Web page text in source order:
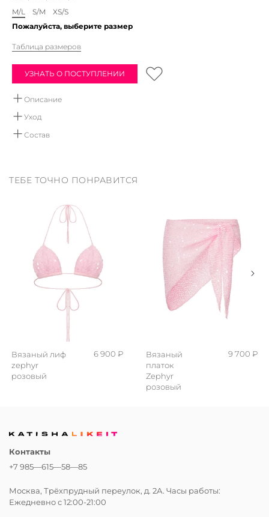
M/L
S/M
XS/S
Пожалуйста, выберите размер
Таблица размеров
УЗНАТЬ О ПОСТУПЛЕНИИ
Описание
Вязаные плавки стринги из 100% премиального хлопка
Уход
Состав
ТЕБЕ ТОЧНО ПОНРАВИТСЯ
Вязаный лиф
zephyr
розовый
6 900 ₽
Вязаный
платок
Zephyr
розовый
9 700 ₽
Контакты
+7 985—615—58—85
Москва, Трёхпрудный переулок, д. 2А. Часы работы:
Ежедневно с 12:00-21:00